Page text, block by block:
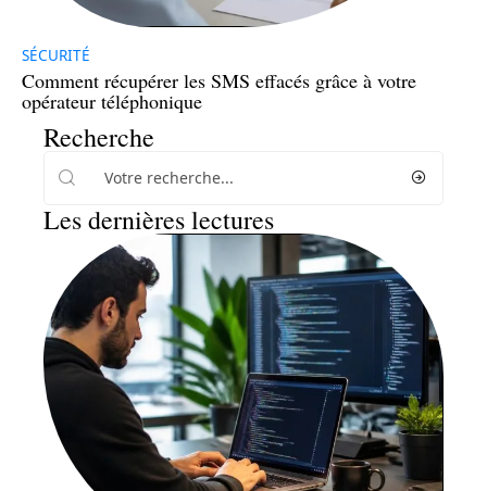
SÉCURITÉ
Comment récupérer les SMS effacés grâce à votre
opérateur téléphonique
Recherche
Les dernières lectures